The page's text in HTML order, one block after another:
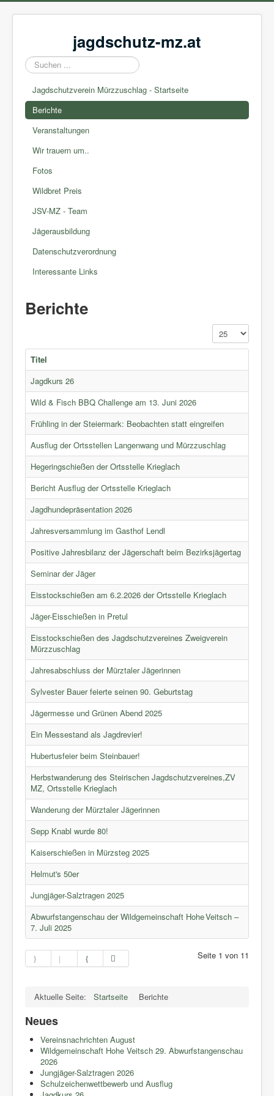
jagdschutz-mz.at
Suchen
...
Jagdschutzverein Mürzzuschlag - Startseite
Berichte
Veranstaltungen
Wir trauern um..
Fotos
Wildbret Preis
JSV-MZ - Team
Jägerausbildung
Datenschutzverordnung
Interessante Links
Berichte
Anzeige #
Titel
Jagdkurs 26
Wild & Fisch BBQ Challenge am 13. Juni 2026
Frühling in der Steiermark: Beobachten statt eingreifen
Ausflug der Ortsstellen Langenwang und Mürzzuschlag
Hegeringschießen der Ortsstelle Krieglach
Bericht Ausflug der Ortsstelle Krieglach
Jagdhundepräsentation 2026
Jahresversammlung im Gasthof Lendl
Positive Jahresbilanz der Jägerschaft beim Bezirksjägertag
Seminar der Jäger
Eisstockschießen am 6.2.2026 der Ortsstelle Krieglach
Jäger-Eisschießen in Pretul
Eisstockschießen des Jagdschutzvereines Zweigverein
Mürzzuschlag
Jahresabschluss der Mürztaler Jägerinnen
Sylvester Bauer feierte seinen 90. Geburtstag
Jägermesse und Grünen Abend 2025
Ein Messestand als Jagdrevier!
Hubertusfeier beim Steinbauer!
Herbstwanderung des Steirischen Jagdschutzvereines,ZV
MZ, Ortsstelle Krieglach
Wanderung der Mürztaler Jägerinnen
Sepp Knabl wurde 80!
Kaiserschießen in Mürzsteg 2025
Helmut's 50er
Jungjäger-Salztragen 2025
Abwurfstangenschau der Wildgemeinschaft Hohe Veitsch –
7. Juli 2025
Seite 1 von 11
Aktuelle Seite: Startseite Berichte
Neues
Vereinsnachrichten August
Wildgemeinschaft Hohe Veitsch 29. Abwurfstangenschau
2026
Jungjäger-Salztragen 2026
Schulzeichenwettbewerb und Ausflug